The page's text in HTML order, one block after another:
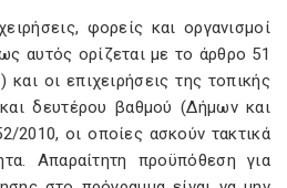
φορείς και οργανισμοί
αυτός ορίζεται με το άρθρο 51
οι επιχειρήσεις της τοπικής
δευτέρου βαθμού (Δήμων και
2010, οι οποίες ασκούν τακτικά
Απαραίτητη προϋπόθεση για